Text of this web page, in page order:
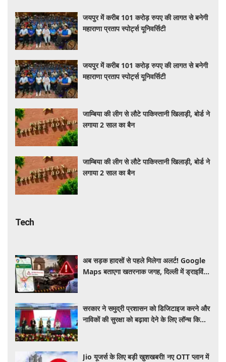
जयपुर में करीब 101 करोड़ रुपए की लागत से बनेगी
महाराणा प्रताप स्पोर्ट्स यूनिवर्सिटी
जयपुर में करीब 101 करोड़ रुपए की लागत से बनेगी
महाराणा प्रताप स्पोर्ट्स यूनिवर्सिटी
जाम्बिया की लीग से लौटे पाकिस्तानी खिलाड़ी, बोर्ड ने
लगाया 2 साल का बैन
जाम्बिया की लीग से लौटे पाकिस्तानी खिलाड़ी, बोर्ड ने
लगाया 2 साल का बैन
Tech
अब सड़क हादसों से पहले मिलेगा अलर्ट! Google
Maps बताएगा खतरनाक जगह, दिल्ली में ड्राइविंग
सरकार ने समुद्री प्रशासन को डिजिटाइज करने और
नाविकों की सुरक्षा को बढ़ावा देने के लिए लॉन्च किया
Jio यूजर्स के लिए बड़ी खुशखबरी! नए OTT प्लान में